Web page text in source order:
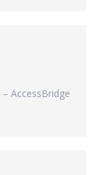
– AccessBridge